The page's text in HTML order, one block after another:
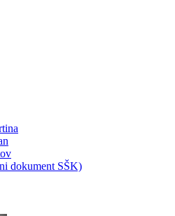
dokument SŠK)